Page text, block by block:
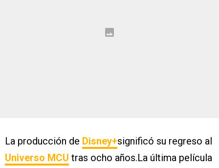
La producción de Disney+significó su regreso al
Universo MCU tras ocho años.La última película